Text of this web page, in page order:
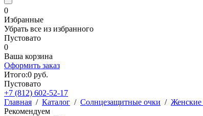
0
Избранные
Убрать все из избранного
Пустовато
0
Ваша корзина
Оформить заказ
Итого:0 руб.
Пустовато
+7 (812) 602-52-17
Главная / Каталог / Солнцезащитные очки / Женские
Рекомендуем